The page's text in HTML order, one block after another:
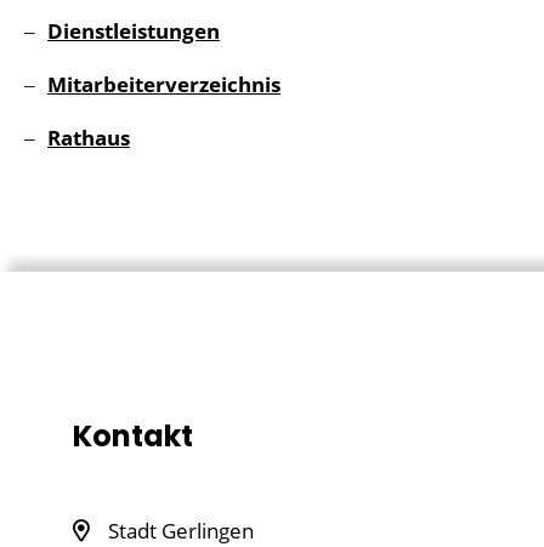
Dienstleistungen
Mitarbeiterverzeichnis
Rathaus
Kontakt
Stadt Gerlingen